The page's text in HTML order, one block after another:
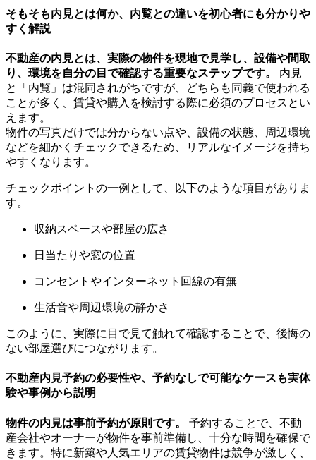
そもそも内見とは何か、内覧との違いを初心者にも分かりや
すく解説
不動産の内見とは、実際の物件を現地で見学し、設備や間取
り、環境を自分の目で確認する重要なステップです。
内見
と「内覧」は混同されがちですが、どちらも同義で使われる
ことが多く、賃貸や購入を検討する際に必須のプロセスとい
えます。
物件の写真だけでは分からない点や、設備の状態、周辺環境
などを細かくチェックできるため、リアルなイメージを持ち
やすくなります。
チェックポイントの一例として、以下のような項目がありま
す。
収納スペースや部屋の広さ
日当たりや窓の位置
コンセントやインターネット回線の有無
生活音や周辺環境の静かさ
このように、実際に目で見て触れて確認することで、後悔の
ない部屋選びにつながります。
不動産内見予約の必要性や、予約なしで可能なケースも実体
験や事例から説明
物件の内見は事前予約が原則です。
予約することで、不動
産会社やオーナーが物件を事前準備し、十分な時間を確保で
きます。特に新築や人気エリアの賃貸物件は競争が激しく、